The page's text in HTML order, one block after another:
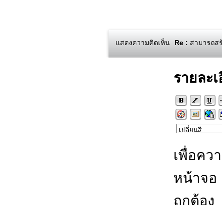
แสดงความคิดเห็น Re : สามารถส
รายละ
เพื่อคว
หน้าจอ
ถูกต้อง